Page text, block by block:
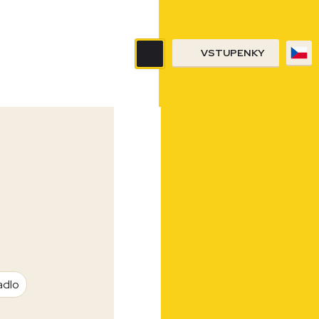
VSTUPENKY